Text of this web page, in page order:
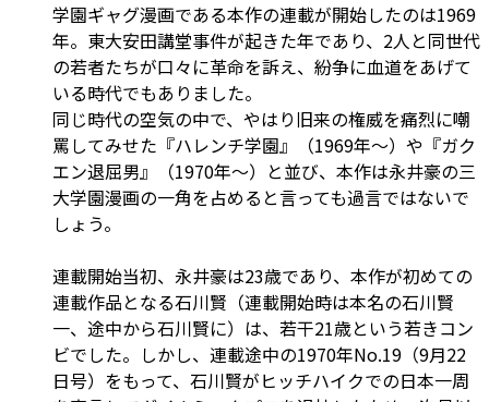
学園ギャグ漫画である本作の連載が開始したのは1969
年。東大安田講堂事件が起きた年であり、2人と同世代
の若者たちが口々に革命を訴え、紛争に血道をあげて
いる時代でもありました。
同じ時代の空気の中で、やはり旧来の権威を痛烈に嘲
罵してみせた『ハレンチ学園』（1969年～）や『ガク
エン退屈男』（1970年～）と並び、本作は永井豪の三
大学園漫画の一角を占めると言っても過言ではないで
しょう。
連載開始当初、永井豪は23歳であり、本作が初めての
連載作品となる石川賢（連載開始時は本名の石川賢
一、途中から石川賢に）は、若干21歳という若きコン
ビでした。しかし、連載途中の1970年No.19（9月22
日号）をもって、石川賢がヒッチハイクでの日本一周